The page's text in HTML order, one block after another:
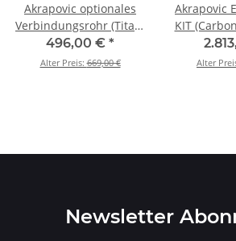
Akrapovic optionales
Verbindungsrohr (Titan)
für Yamaha R1 - BJ. 2009
> 2014 (L-Y10SO9L)
496,00 € *
Alter Preis:669,00 €
Akrapovic
KIT
R1 - BJ.
Alter
Newsletter